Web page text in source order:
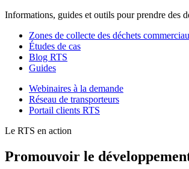
Informations, guides et outils pour prendre des
Zones de collecte des déchets
Études de cas
Blog RTS
Guides
Webinaires à la demande
Réseau de transporteurs
Portail clients RTS
Le RTS en action
Promouvoir le